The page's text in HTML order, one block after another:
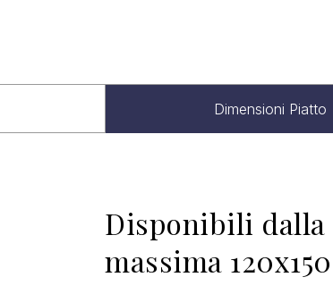
Dimensioni Piatto
Disponibili dalla
massima